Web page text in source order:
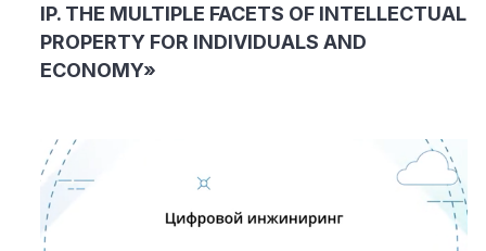
IP. THE MULTIPLE FACETS OF INTELLECTUAL
PROPERTY FOR INDIVIDUALS AND
ECONOMY»